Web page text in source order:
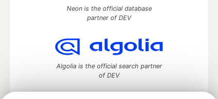
Neon is the official database
partner of DEV
Algolia is the official search partner
of DEV